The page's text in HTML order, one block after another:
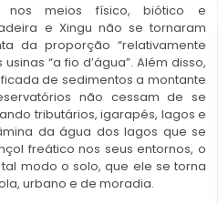
nos meios físico, biótico e
e Xingu não se tornaram
da proporção “relativamente
“a fio d’água”. Além disso,
de sedimentos a montante
não cessam de se
tributários, igarapés, lagos e
da água dos lagos que se
freático nos seus entornos, o
modo o solo, que ele se torna
urbano e de moradia.